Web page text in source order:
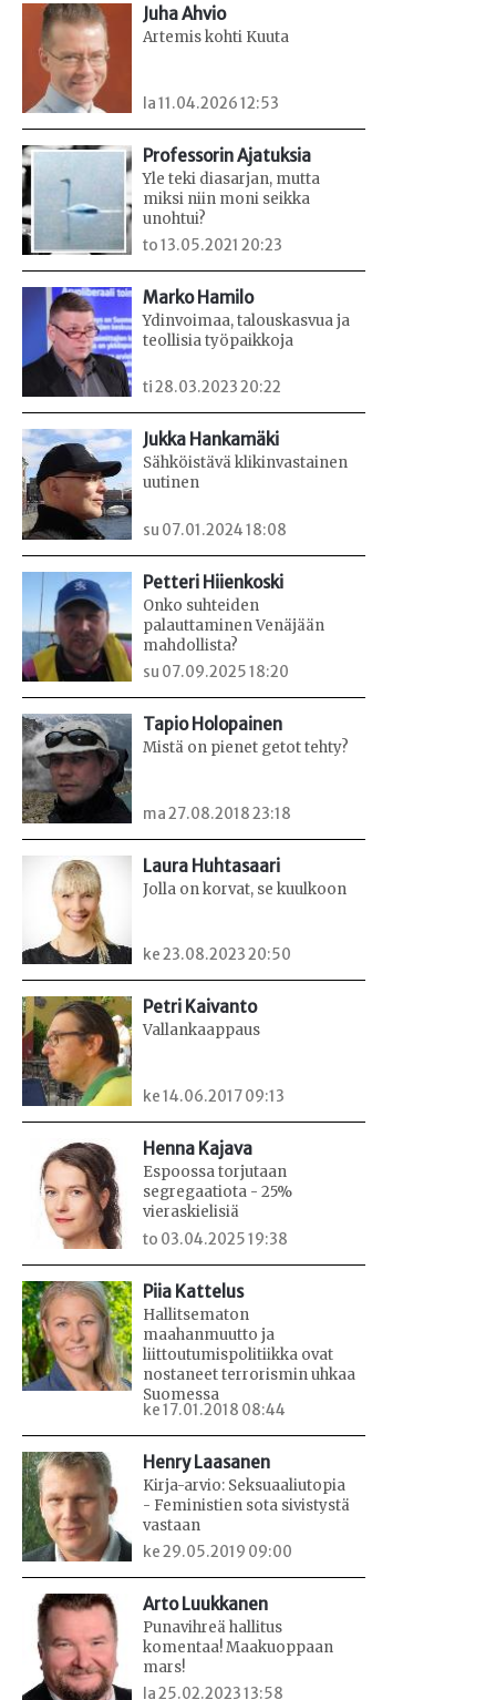
Juha Ahvio
Artemis kohti Kuuta
la 11.04.2026 12:53
Professorin Ajatuksia
Yle teki diasarjan, mutta
miksi niin moni seikka
unohtui?
to 13.05.2021 20:23
Marko Hamilo
Ydinvoimaa, talouskasvua ja
teollisia työpaikkoja
ti 28.03.2023 20:22
Jukka Hankamäki
Sähköistävä klikinvastainen
uutinen
su 07.01.2024 18:08
Petteri Hiienkoski
Onko suhteiden
palauttaminen Venäjään
mahdollista?
su 07.09.2025 18:20
Tapio Holopainen
Mistä on pienet getot tehty?
ma 27.08.2018 23:18
Laura Huhtasaari
Jolla on korvat, se kuulkoon
ke 23.08.2023 20:50
Petri Kaivanto
Vallankaappaus
ke 14.06.2017 09:13
Henna Kajava
Espoossa torjutaan
segregaatiota - 25%
vieraskielisiä
to 03.04.2025 19:38
Piia Kattelus
Hallitsematon
maahanmuutto ja
liittoutumispolitiikka ovat
nostaneet terrorismin uhkaa
Suomessa
ke 17.01.2018 08:44
Henry Laasanen
Kirja-arvio: Seksuaaliutopia
- Feministien sota sivistystä
vastaan
ke 29.05.2019 09:00
Arto Luukkanen
Punavihreä hallitus
komentaa! Maakuoppaan
mars!
la 25.02.2023 13:58